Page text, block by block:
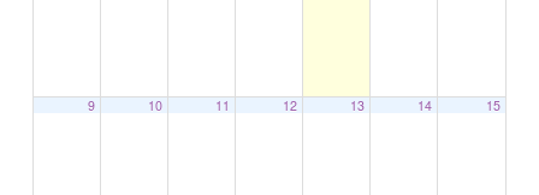
9 10 11 12 13 14 15